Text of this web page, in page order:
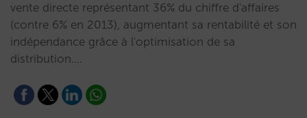
vente directe représentant 36% du chiffre d'affaires
(contre 6% en 2013), augmentant sa rentabilité et son
indépendance grâce à l'optimisation de sa
distribution.…